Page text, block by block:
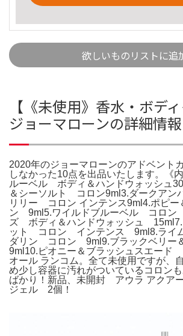
欲しいものリストに追
【《未使用》香水・ボディ
ジョーマローンの詳細情報
2020年のジョーマローンのアドベント
しなかった10点を出品いたします。《
ルーベル ボディ＆ハンドウォッシュ
＆シーソルト コロン9ml3.ダークアン
リリー コロン インテンス9ml4.ポピ
ン 9ml5.ワイルドブルーベル コロン
ズ ボディ＆ハンドウォッシュ 15ml7.
ット コロン インテンス 9ml8.ライ
ダリン コロン 9ml9.ブラックベリ
9ml10.ピオニー＆ブラッシュスエード
オール ランコム。全て未使用ですが、
め少し容器に汚れがついているコロン
ばかり！新品、未開封 アウラ アクア
ジェル 2個！